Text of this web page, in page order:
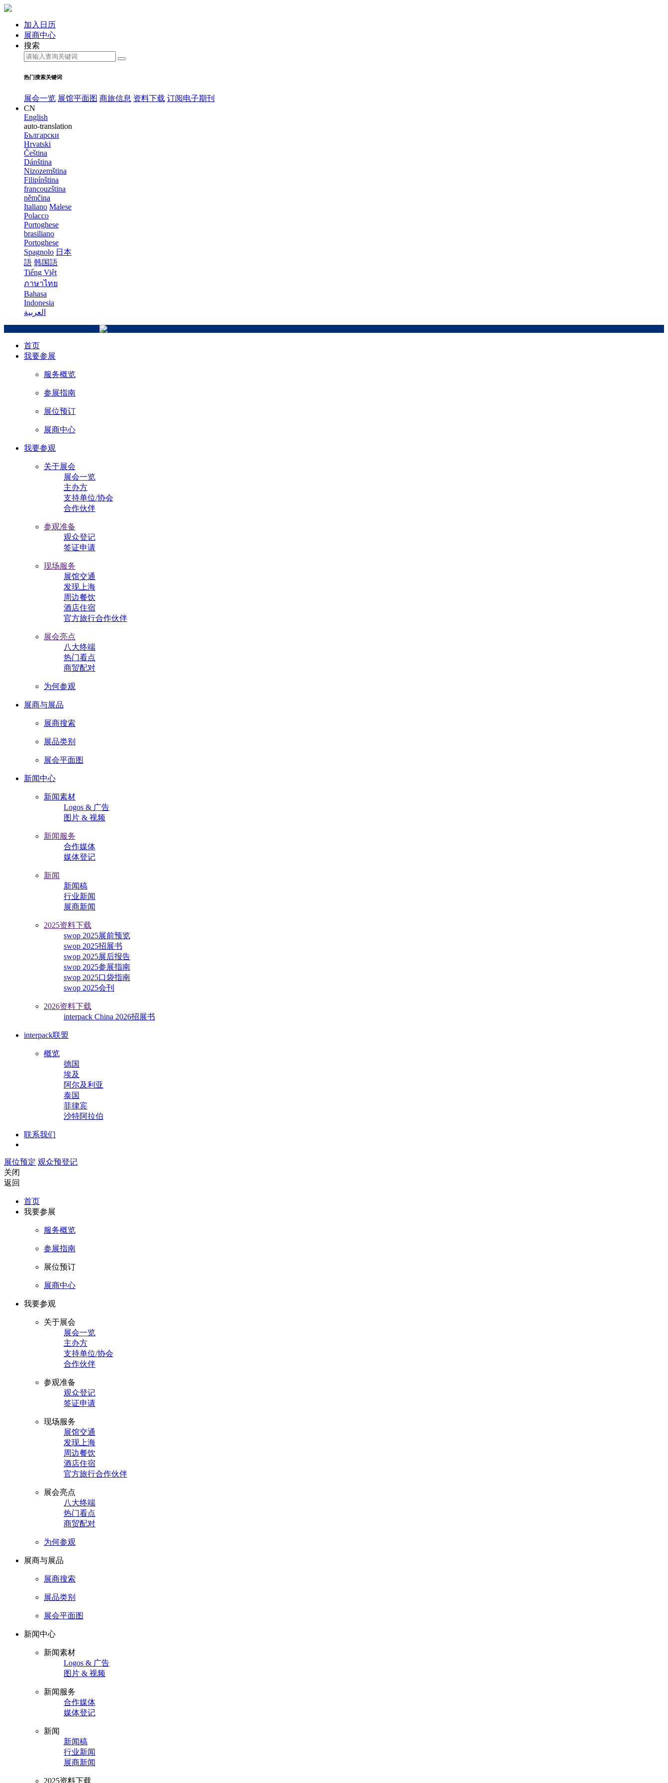
加入日历
展商中心
搜索
热门搜索关键词
展会一览 展馆平面图 商旅信息 资料下载 订阅电子期刊
CN
English
auto-translation
Български
Hrvatski
Čeština
Dánština
Nizozemština
Filipínština
francouzština
němčina
Italiano Malese
Polacco
Portoghese
brasiliano
Portoghese
Spagnolo 日本
語 韩国語
Tiếng Việt
ภาษาไทย
Bahasa
Indonesia
العربية
首页
我要参展
服务概览
参展指南
展位预订
展商中心
我要参观
关于展会
展会一览
主办方
支持单位/协会
合作伙伴
参观准备
观众登记
签证申请
现场服务
展馆交通
发现上海
周边餐饮
酒店住宿
官方旅行合作伙伴
展会亮点
八大终端
热门看点
商贸配对
为何参观
展商与展品
展商搜索
展品类别
展会平面图
新闻中心
新闻素材
Logos & 广告
图片 & 视频
新闻服务
合作媒体
媒体登记
新闻
新闻稿
行业新闻
展商新闻
2025资料下载
swop 2025展前预览
swop 2025招展书
swop 2025展后报告
swop 2025参展指南
swop 2025口袋指南
swop 2025会刊
2026资料下载
interpack China 2026招展书
interpack联盟
概览
德国
埃及
阿尔及利亚
泰国
菲律宾
沙特阿拉伯
联系我们
展位预定 观众预登记
关闭
返回
首页
我要参展
服务概览
参展指南
展位预订
展商中心
我要参观
关于展会
展会一览
主办方
支持单位/协会
合作伙伴
参观准备
观众登记
签证申请
现场服务
展馆交通
发现上海
周边餐饮
酒店住宿
官方旅行合作伙伴
展会亮点
八大终端
热门看点
商贸配对
为何参观
展商与展品
展商搜索
展品类别
展会平面图
新闻中心
新闻素材
Logos & 广告
图片 & 视频
新闻服务
合作媒体
媒体登记
新闻
新闻稿
行业新闻
展商新闻
2025资料下载